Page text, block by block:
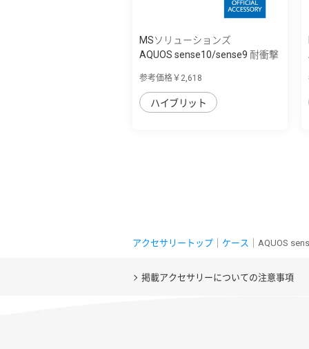
MSソリューションズ
AQUOS sense10/sense9 耐衝撃
参考価格￥2,618
ハイブリット
アクセサリートップ ケース ｜AQUOS
掲載アクセサリーについての注意事項